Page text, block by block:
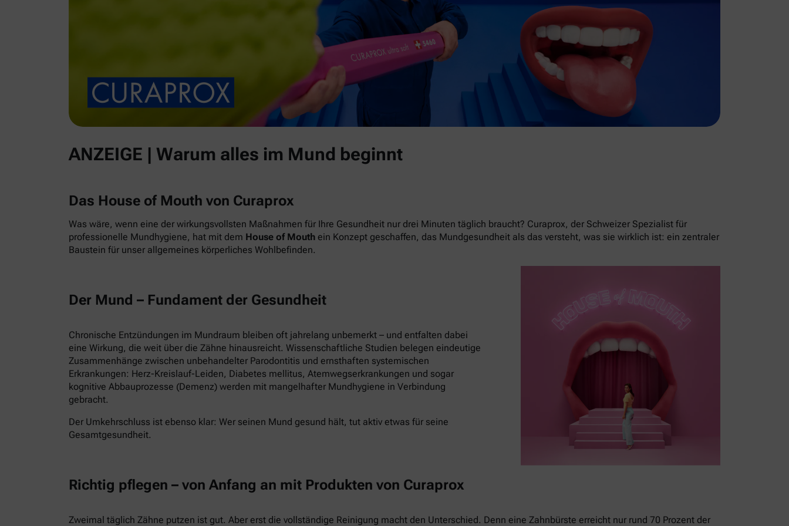
ANZEIGE | Warum alles im Mund beginnt
Das House of Mouth von Curaprox
Was wäre, wenn eine der wirkungsvollsten Maßnahmen für Ihre Gesundheit nur drei Minuten täglich braucht? Curaprox, der Schweizer Spezialist für
professionelle Mundhygiene, hat mit dem House of Mouth ein Konzept geschaffen, das Mundgesundheit als das versteht, was sie wirklich ist: ein zentraler
Baustein für unser allgemeines körperliches Wohlbefinden.
Der Mund – Fundament der Gesundheit
Chronische Entzündungen im Mundraum bleiben oft jahrelang unbemerkt – und entfalten dabei
eine Wirkung, die weit über die Zähne hinausreicht. Wissenschaftliche Studien belegen eindeutige
Zusammenhänge zwischen unbehandelter Parodontitis und ernsthaften systemischen
Erkrankungen: Herz-Kreislauf-Leiden, Diabetes mellitus, Atemwegserkrankungen und sogar
kognitive Abbauprozesse (Demenz) werden mit mangelhafter Mundhygiene in Verbindung
gebracht.
Der Umkehrschluss ist ebenso klar: Wer seinen Mund gesund hält, tut aktiv etwas für seine
Gesamtgesundheit.
Richtig pflegen – von Anfang an mit Produkten von Curaprox
Zweimal täglich Zähne putzen ist gut. Aber erst die vollständige Reinigung macht den Unterschied. Denn eine Zahnbürste erreicht nur rund 70 Prozent der